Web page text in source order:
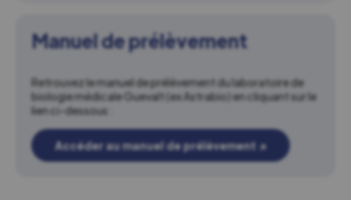
Manuel de prélèvement
Retrouvez le manuel de prélèvement du laboratoire de
biologie médicale Guevalt (ex Astrabio) en cliquant sur le
lien ci-dessous :
Accéder au manuel de prélèvement ↗